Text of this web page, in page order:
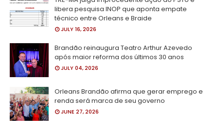
libera pesquisa INOP que aponta empate
técnico entre Orleans e Braide
JULY 16, 2026
Brandão reinaugura Teatro Arthur Azevedo
após maior reforma dos últimos 30 anos
JULY 04, 2026
Orleans Brandão afirma que gerar emprego e
renda será marca de seu governo
JUNE 27, 2026